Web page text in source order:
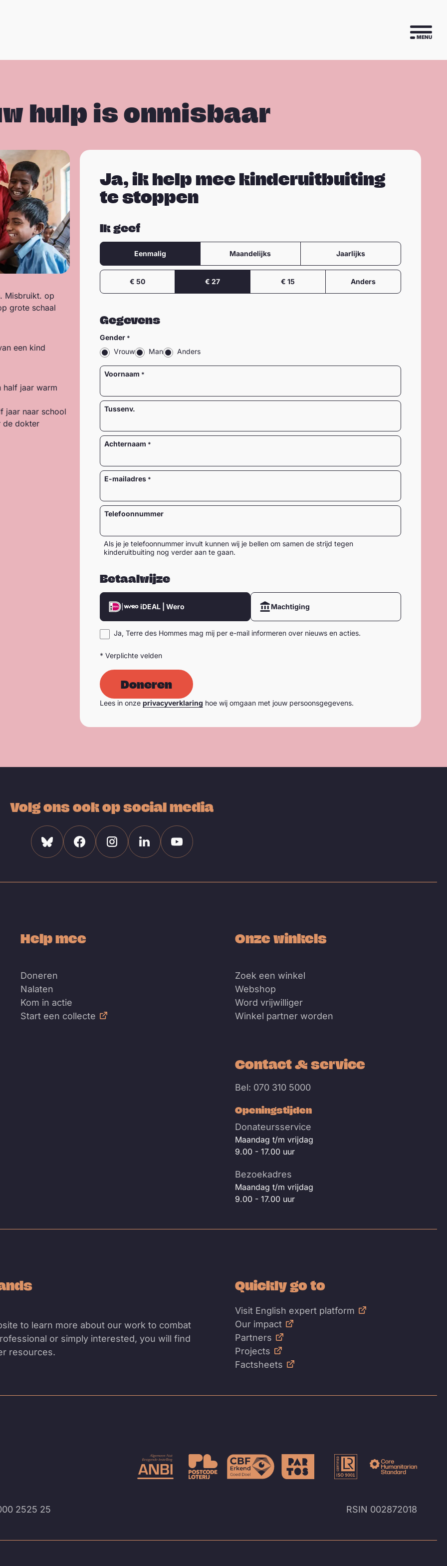
MENU
hulp is onmisbaar
Ja, ik help mee kinderuitbuiting
te stoppen
Ik geef
Frequentie
Eenmalig
Maandelijks Jaarlijks
Bedrag
€ 50
€ 27 € 15 Anders
Gegevens
Gender
Vrouw
Man Anders
Naam
Voornaam
Tussenv.
Achternaam
E-mailadres
Telefoonnummer
Als je je telefoonnummer invult kunnen wij je bellen om samen de strijd tegen
kinderuitbuiting nog verder aan te gaan.
Betaalwijze
iDEAL | Wero Machtiging
Ja, Terre des Hommes mag mij per e-mail informeren over nieuws en acties.
* Verplichte velden
Doneren
Lees in onze privacyverklaring hoe wij omgaan met jouw persoonsgegevens.
Misbruikt. op
grote schaal
een kind
half jaar warm
jaar naar school
de dokter
Volg ons ook op social media
BlueskyFacebookInstagramLinkedinYoutube
Help mee
Doneren
Nalaten
Kom in actie
Start een collecte
Onze winkels
Zoek een winkel
Webshop
Word vrijwilliger
Winkel partner worden
Contact & service
Bel: 070 310 5000
Openingstijden
Donateursservice
Maandag t/m vrijdag
9.00 - 17.00 uur
Bezoekadres
Maandag t/m vrijdag
9.00 - 17.00 uur
to learn more about our work to combat
or simply interested, you will find
resources.
Quickly go to
Visit English expert platform
Our impact
Partners
Projects
Factsheets
2525 25 RSIN 002872018